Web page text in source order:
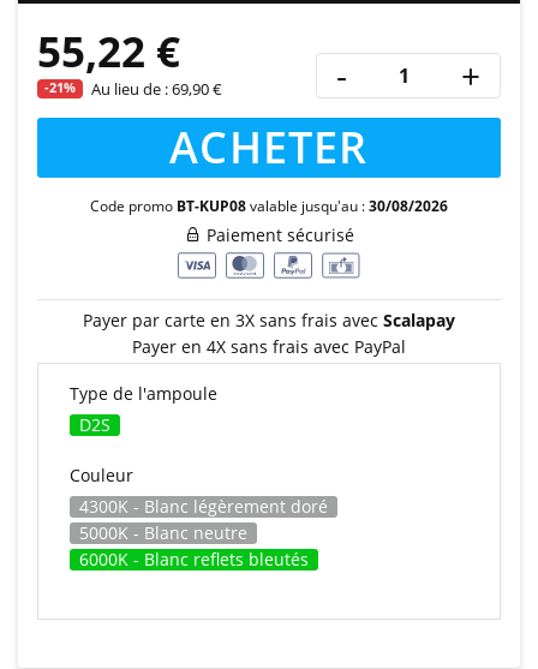
55,22 €
-21% Au lieu de :69,90 € - +
ACHETER
Code promo BT-KUP08valable jusqu'au :30/08/2026
Paiement sécurisé
Payer par carte en 3X sans frais avec Scalapay
Payer en 4X sans frais avec PayPal
Type de l'ampoule
D2S
Couleur
4300K - Blanc légèrement doré
5000K - Blanc neutre
6000K - Blanc reflets bleutés